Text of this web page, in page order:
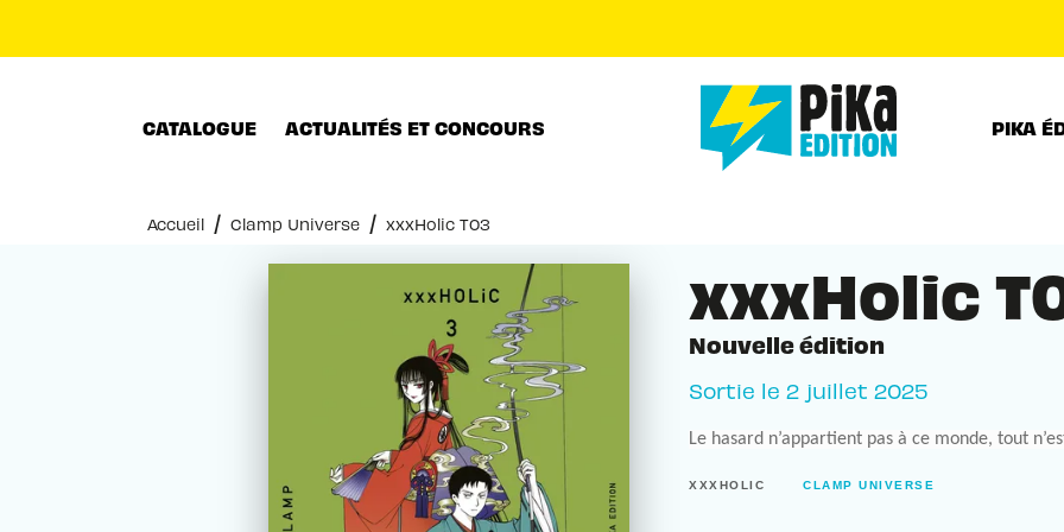
CATALOGUE ACTUALITÉS ET CONCOURS PIKA
Accueil / Clamp Universe / xxxHolic T03
xxxHolic
Nouvelle édition
Sortie le 2 juillet 2025
Le hasard n’appartient pas à ce monde, tout
XXXHOLIC CLAMP UNIVERSE